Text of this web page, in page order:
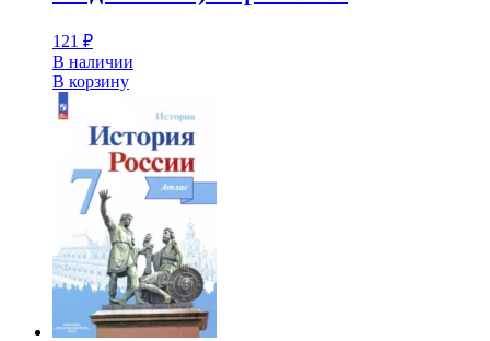
121 ₽
В наличии
В корзину